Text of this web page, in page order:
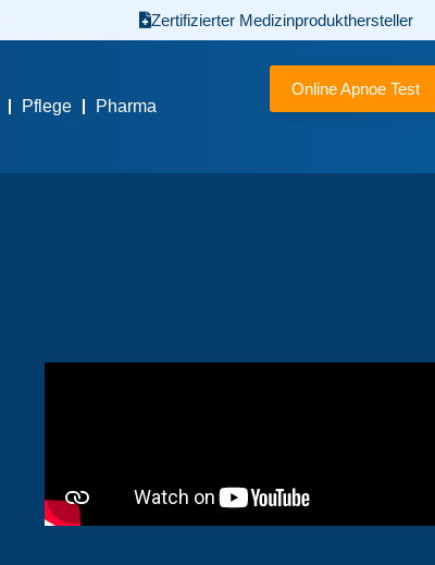
Zertifizierter Medizinprodukthersteller
Pflege Pharma
Online Apnoe Test